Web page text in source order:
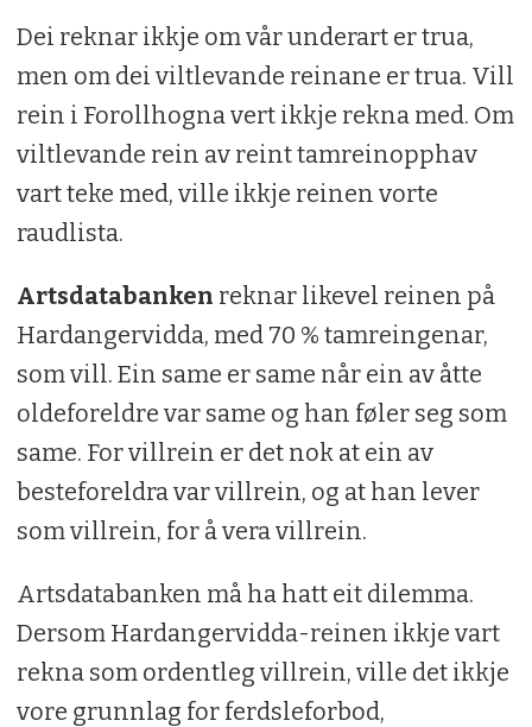
Dei reknar ikkje om vår underart er trua,
men om dei viltlevande reinane er trua. Vill
rein i Forollhogna vert ikkje rekna med. Om
viltlevande rein av reint tamreinopphav
vart teke med, ville ikkje reinen vorte
raudlista.
Artsdatabanken reknar likevel reinen på
Hardangervidda, med 70 % tamreingenar,
som vill. Ein same er same når ein av åtte
oldeforeldre var same og han føler seg som
same. For villrein er det nok at ein av
besteforeldra var villrein, og at han lever
som villrein, for å vera villrein.
Artsdatabanken må ha hatt eit dilemma.
Dersom Hardangervidda-reinen ikkje vart
rekna som ordentleg villrein, ville det ikkje
vore grunnlag for ferdsleforbod,